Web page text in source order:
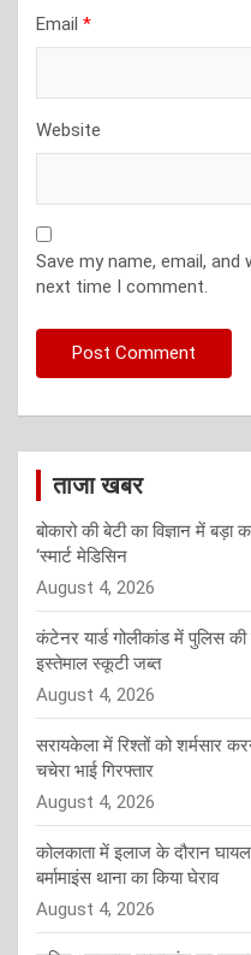
Email *
Website
Save my name, email,
next time I comment.
ताजा खबर
बोकारो की बेटी का विज्ञान में
‘स्मार्ट मेडिसिन
August 4, 2026
कंटेनर यार्ड गोलीकांड में पुलिस की
इस्तेमाल स्कूटी जब्त
August 4, 2026
सरायकेला में रिश्तों को शर्मसार
चचेरा भाई गिरफ्तार
August 4, 2026
कोलकाता में इलाज के दौरान
बर्मामाइंस थाना का किया घेराव
August 4, 2026